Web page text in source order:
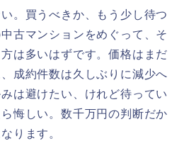
。買うべきか、もう少し待つ
古マンションをめぐって、そ
は多いはずです。価格はまだ
成約件数は久しぶりに減少へ
は避けたい、けれど待ってい
悔しい。数千万円の判断だか
ります。